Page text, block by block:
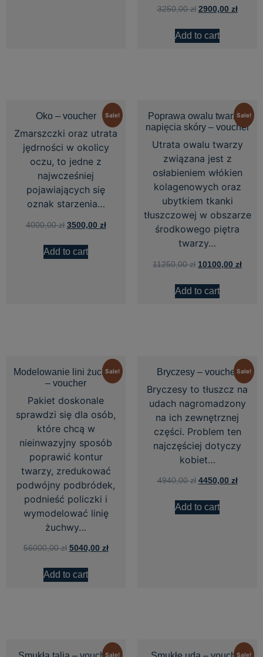
3250,00zł 2900,00 zł
Add to cart
Sale!
Oko – voucher
Zmarszczki oraz utrata
jędrności w okolicy
oczu, to jedne z
najwcześniej
pojawiających się
oznak starzenia…
4000,00zł 3500,00 zł
Add to cart
Sale!
Poprawa owalu twarzy i
napięcia skóry – voucher
Utrata owalu twarzy
związana jest z
osłabieniem włókien
kolagenowych oraz
ubytkiem tkanki
tłuszczowej w obszarze
środkowego piętra
twarzy…
11250,00zł 10100,00 zł
Add to cart
Sale!
Modelowanie lini żuchwy
– voucher
Pakiet doskonale
sprawdzi się dla osób,
które chcą w
nieinwazyjny sposób
poprawić kontur
twarzy, zredukować
podwójny podbródek,
podnieść policzki i
wymodelować linię
żuchwy…
56000,00zł 5040,00 zł
Add to cart
Sale!
Bryczesy – voucher
Bryczesy to tłuszcz na
udach nagromadzony
na ich zewnętrznej
części. Problem ten
najczęściej dotyczy
kobiet…
4940,00zł 4450,00 zł
Add to cart
Sale! Sale!